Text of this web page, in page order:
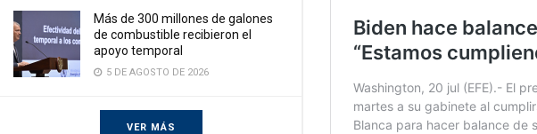
Más de 300 millones de galones
de combustible recibieron el
apoyo temporal
5 DE AGOSTO DE 2026
VER MÁS